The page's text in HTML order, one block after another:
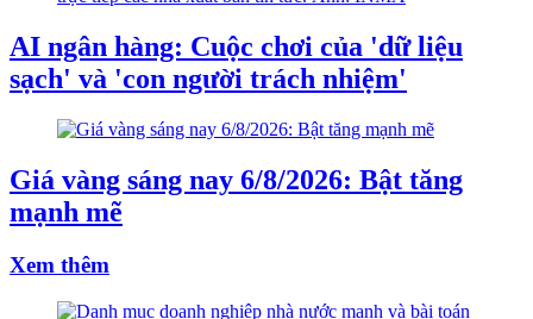
AI ngân hàng: Cuộc chơi của 'dữ liệu
sạch' và 'con người trách nhiệm'
Giá vàng sáng nay 6/8/2026: Bật tăng
mạnh mẽ
Xem thêm